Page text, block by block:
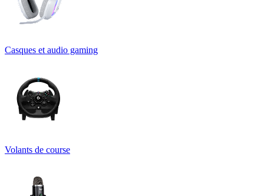
Casques et audio gaming
Volants de course